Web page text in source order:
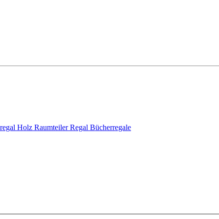
Holz Raumteiler Regal Bücherregale